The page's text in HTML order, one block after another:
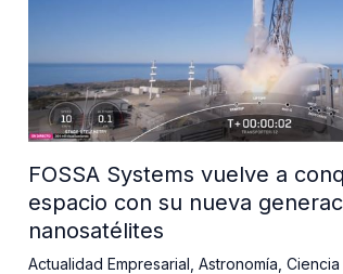
FOSSA Systems vuelve a
espacio con su nueva
nanosatélites
Actualidad Empresarial Astronomía